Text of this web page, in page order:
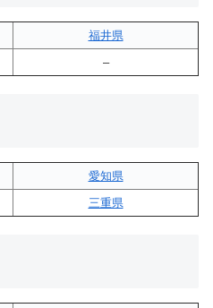
福井県
–
愛知県
三重県